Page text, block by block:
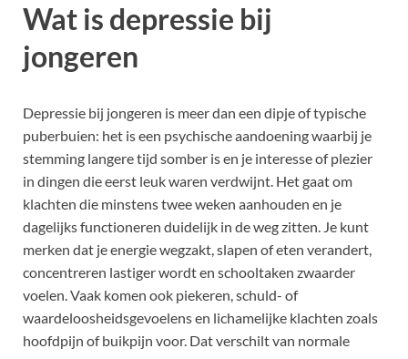
Wat is depressie bij
jongeren
Depressie bij jongeren is meer dan een dipje of typische
puberbuien: het is een psychische aandoening waarbij je
stemming langere tijd somber is en je interesse of plezier
in dingen die eerst leuk waren verdwijnt. Het gaat om
klachten die minstens twee weken aanhouden en je
dagelijks functioneren duidelijk in de weg zitten. Je kunt
merken dat je energie wegzakt, slapen of eten verandert,
concentreren lastiger wordt en schooltaken zwaarder
voelen. Vaak komen ook piekeren, schuld- of
waardeloosheidsgevoelens en lichamelijke klachten zoals
hoofdpijn of buikpijn voor. Dat verschilt van normale